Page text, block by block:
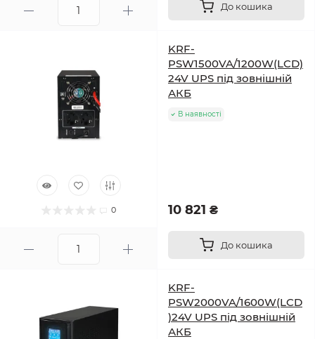
До кошика
0
KRF-
PSW1500VA/1200W(LCD)
24V UPS під зовнішній
АКБ
В наявності
10 821 ₴
До кошика
KRF-
PSW2000VA/1600W(LCD
)24V UPS під зовнішній
АКБ